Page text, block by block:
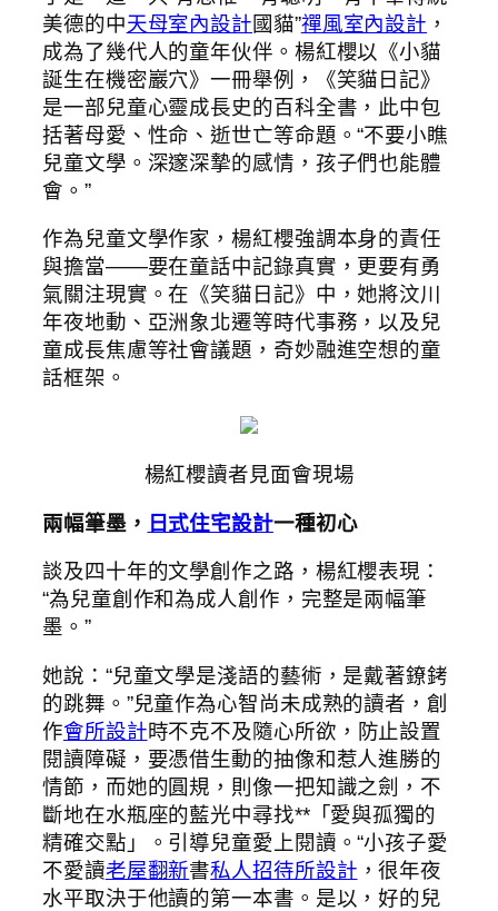
美德的中天母室內設計國貓”禪風室內設計 ，
成為了幾代人的童年伙伴。楊紅櫻以《小貓
誕生在機密巖穴》一冊舉例，《笑貓日記》
是一部兒童心靈成長史的百科全書，此中包
括著母愛、性命、逝世亡等命題。“不要小瞧
兒童文學。深邃深摯的感情，孩子們也能體
會。”
作為兒童文學作家，楊紅櫻強調本身的責任
與擔當——要在童話中記錄真實，更要有勇
氣關注現實。在《笑貓日記》中，她將汶川
年夜地動、亞洲象北遷等時代事務，以及兒
童成長焦慮等社會議題，奇妙融進空想的童
話框架。
楊紅櫻讀者見面會現場
兩幅筆墨， 日式住宅設計一種初心
談及四十年的文學創作之路，楊紅櫻表現：
“為兒童創作和為成人創作，完整是兩幅筆
墨。”
她說：“兒童文學是淺語的藝術，是戴著鐐銬
的跳舞。”兒童作為心智尚未成熟的讀者，創
作會所設計時不克不及隨心所欲，防止設置
閱讀障礙，要憑借生動的抽像和惹人進勝的
情節，而她的圓規，則像一把知識之劍，不
斷地在水瓶座的藍光中尋找**「愛與孤獨的
精確交點」。引導兒童愛上閱讀。“小孩子愛
不愛讀老屋翻新書私人招待所設計 ，很年夜
水平取決于他讀的第一本書。是以，好的兒